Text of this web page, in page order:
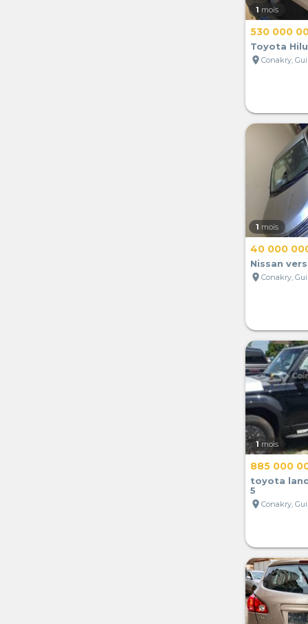
1 mois
530 000
Toyota
location_on Conakry,
1 mois
40 000
Nissan
location_on Conakry,
1 mois
885 000
toyota
5
location_on Conakry,